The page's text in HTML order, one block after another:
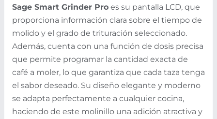
Sage Smart Grinder Pro es su pantalla LCD, que
proporciona información clara sobre el tiempo de
molido y el grado de trituración seleccionado.
Además, cuenta con una función de dosis precisa
que permite programar la cantidad exacta de
café a moler, lo que garantiza que cada taza tenga
el sabor deseado. Su diseño elegante y moderno
se adapta perfectamente a cualquier cocina,
haciendo de este molinillo una adición atractiva y